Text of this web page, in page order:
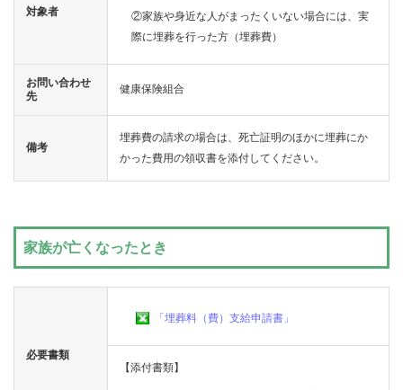
各
手
続
き
請
書
覧
対象者
②家族や身近な人がまったくいない場合には、実
際に埋葬を行った方（埋葬費）
お問い合わせ
先
健康保険組合
備考
埋葬費の請求の場合は、死亡証明のほかに埋葬にか
かった費用の領収書を添付してください。
家族が亡くなったとき
必要書類
「埋葬料（費）支給申請書」
【添付書類】